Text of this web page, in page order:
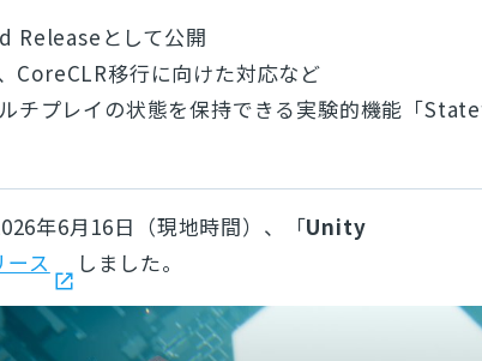
として公開
CoreCLR移行に向けた対応など
チプレイの状態を保持できる実験的機能「
年6月16日（現地時間）、「Unity
ース しました。